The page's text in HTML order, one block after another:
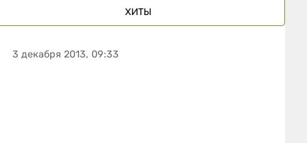
ХИТЫ
3 декабря 2013, 09:33